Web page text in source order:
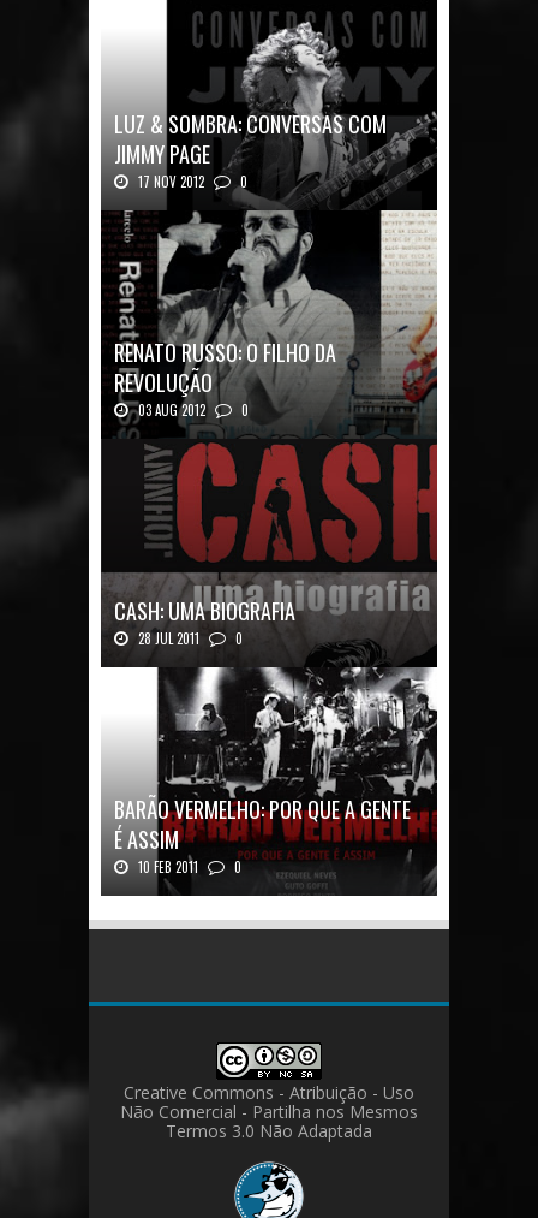
LUZ & SOMBRA: CONVERSAS COM
JIMMY PAGE
17 NOV 2012 0
Luz & Sombra: Conversas com Jimmy Pag...
RENATO RUSSO: O FILHO DA
REVOLUÇÃO
03 AUG 2012 0
Renato Russo: O Filho da Revolução Autor: Car...
CASH: UMA BIOGRAFIA
28 JUL 2011 0
Quadrinhos alemães contam a história de um
BARÃO VERMELHO: POR QUE A GENTE
É ASSIM
10 FEB 2011 0
Barão Vermelho: Por que a Gente é
Creative Commons - Atribuição - Uso
Não Comercial - Partilha nos Mesmos
Termos 3.0 Não Adaptada